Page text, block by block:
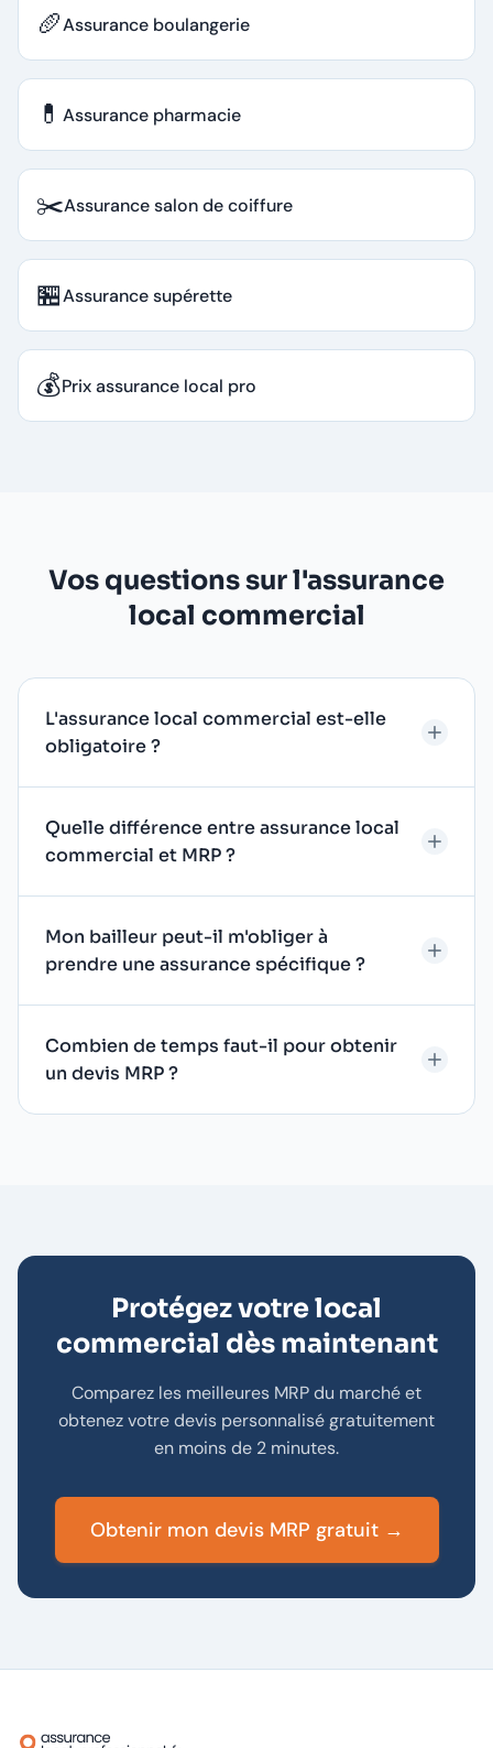
🥖Assurance boulangerie
💊 Assurance pharmacie
✂️Assurance salon de coiffure
🏪Assurance supérette
💰Prix assurance local pro
Vos questions sur l'assurance
local commercial
L'assurance local commercial est-elle
obligatoire ?
Quelle différence entre assurance local
commercial et MRP ?
Mon bailleur peut-il m'obliger à
prendre une assurance spécifique ?
Combien de temps faut-il pour obtenir
un devis MRP ?
Protégez votre local
commercial dès maintenant
Comparez les meilleures MRP du marché et
obtenez votre devis personnalisé gratuitement
en moins de 2 minutes.
Obtenir mon devis MRP gratuit →